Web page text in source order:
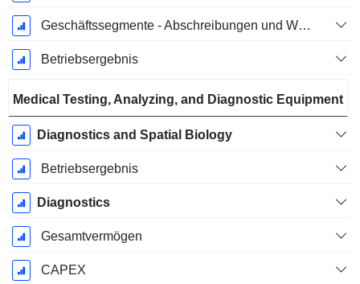
Geschäftssegmente - Abschreibungen und Wertminderungen
Betriebsergebnis
Medical Testing, Analyzing, and Diagnostic Equipment
Diagnostics and Spatial Biology
Betriebsergebnis
Diagnostics
Gesamtvermögen
CAPEX